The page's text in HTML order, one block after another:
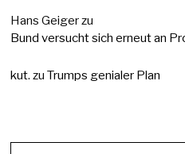
Hans Geigerzu
Bund versucht sich erneut an
kut. zuTrumps genialer Plan